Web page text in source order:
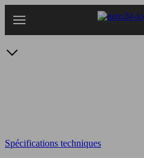
au
Spécifications techniques